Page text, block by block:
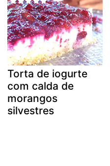
Torta de iogurte
com calda de
morangos
silvestres